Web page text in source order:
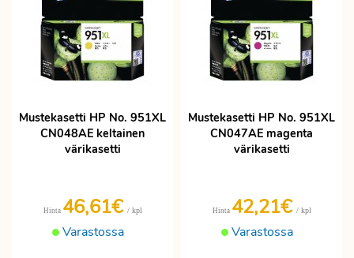
Mustekasetti HP No. 951XL
CN048AE keltainen
värikasetti
Varastossa
Hinta 46,61€ / kpl
Mustekasetti HP No. 951XL
CN047AE magenta
värikasetti
Varastossa
Hinta 42,21€ / kpl